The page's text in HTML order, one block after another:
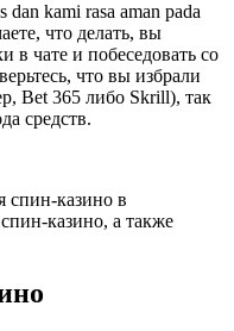
dan kami rasa aman pada
что делать, вы
в чате и побеседовать со
что вы избрали
Bet 365 либо Skrill), так
средств.
спин-казино в
казино, а также